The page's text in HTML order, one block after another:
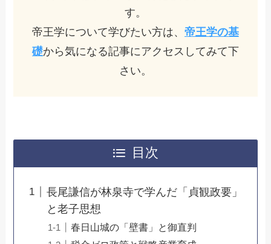
す。
帝王学について学びたい方は、 帝王学の基
礎から気になる記事にアクセスしてみて下
さい。
目次
長尾謙信が林泉寺で学んだ「貞観政要」
と老子思想
春日山城の「壁書」と御直判